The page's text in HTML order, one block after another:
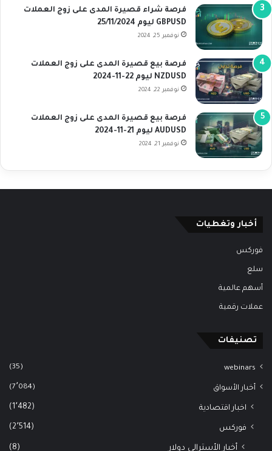
فرصة شراء قصيرة المدى على زوج العملات
GBPUSD ليوم 25/11/2024
نوفمبر 25, 2024
فرصة بيع قصيرة المدى على زوج العملات
NZDUSD ليوم 22-11-2024
نوفمبر 22, 2024
فرصة بيع قصيرة المدى على زوج العملات
AUDUSD ليوم 21-11-2024
نوفمبر 21, 2024
أخبار وتغطيات
فوركس
سلع
أسهم عالمية
عملات رقمية
تصنيفات
webinars
(35)
أخبار الأسواق (7٬084)
اخبار اقتصادية (1٬482)
فوركس (2٬514)
أخبار الأسترالي دولار (8)